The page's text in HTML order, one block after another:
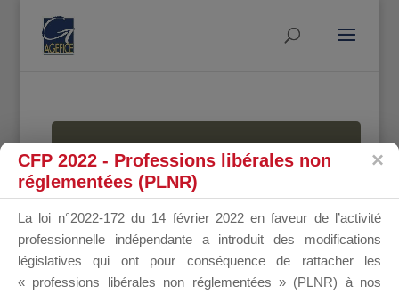
MALLETTE
DU
CFP 2022 - Professions libérales non
réglementées (PLNR)
La loi n°2022-172 du 14 février 2022 en faveur de l’activité
professionnelle indépendante a introduit des modifications
législatives qui ont pour conséquence de rattacher les
« professions libérales non réglementées » (PLNR) à nos